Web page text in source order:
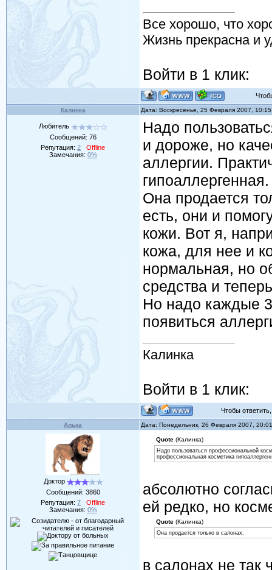
Все хорошо, что
Жизнь прекрасна и
Войти в 1 клик:
Калинка Дата: Воскресенье, 25 Февраля 2007,
Любитель
Сообщений: 76
Репутация:2
Offline
Замечания: 0%
Надо
и дороже, но
аллергии.
гипоаллергенная.
Она продается
есть, они и
кожи. Вот я,
кожа, для нее и
нормальная, но
средства и
Но надо каждые
появиться
Калинка
Войти в 1 клик:
Чтобы
Алька Дата: Понедельник, 26 Февраля 2007,
Доктор
Сообщений: 3860
Репутация:7
Offline
Замечания: 0%
Quote(Калинка)
Надо пользоваться профессиональной
профессиональная косметика
абсолютно
ей редко, но
Quote(Калинка)
Она продается только в салонах.
в салонах не так